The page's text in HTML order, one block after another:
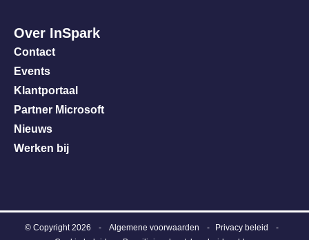
Over InSpark
Contact
Events
Klantportaal
Partner Microsoft
Nieuws
Werken bij
© Copyright 2026 - Algemene voorwaarden
Privacy beleid